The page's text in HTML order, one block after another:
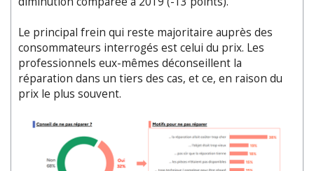
Le principal frein qui reste majoritaire auprès des
consommateurs interrogés est celui du prix. Les
professionnels eux-mêmes déconseillent la
réparation dans un tiers des cas, et ce, en raison du
prix le plus souvent.